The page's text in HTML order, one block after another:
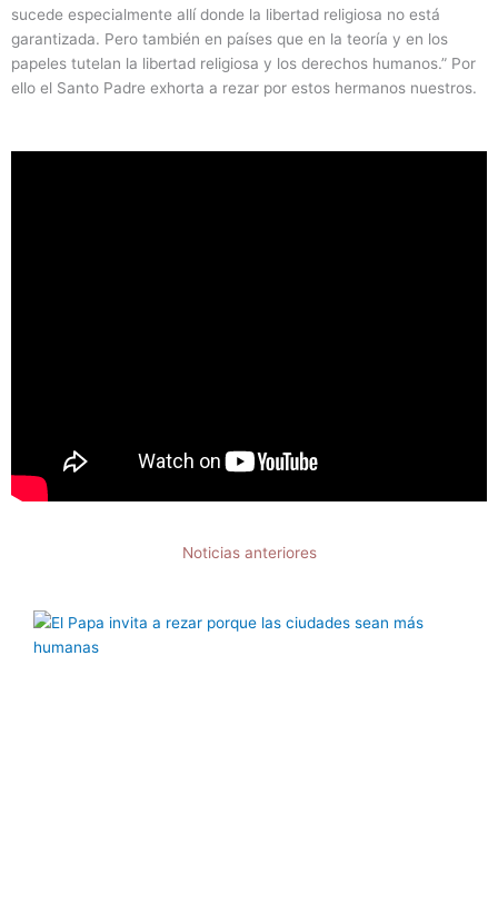
sucede especialmente allí donde la libertad religiosa no está
garantizada. Pero también en países que en la teoría y en los
papeles tutelan la libertad religiosa y los derechos humanos.” Por
ello el Santo Padre exhorta a rezar por estos hermanos nuestros.
Noticias anteriores